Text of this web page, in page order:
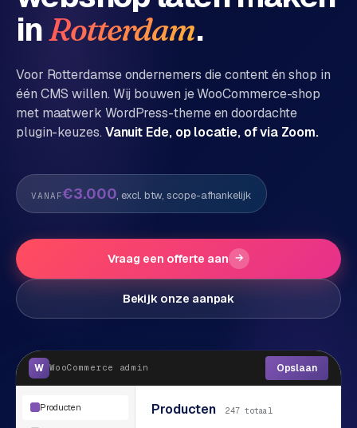
e
Alle
diensten
→
WEBSHOPS
M
n
o
e
b
h
P
o
r
f
o
i
r
k
e
inRotterdam.
Voor Rotterdamse ondernemers die content én shop in
één CMS willen. Wij bouwen je WooCommerce-shop
met maatwerk WordPress-theme en doordachte
plugin-keuzes. Vanuit Ede, op locatie, of via Zoom.
VANAF€3.000, excl. btw, scope-afhankelijk
Vraag een offerte aan →
Bekijk onze aanpak
W WooCommerce admin Opslaan
Producten Producten 247 totaal